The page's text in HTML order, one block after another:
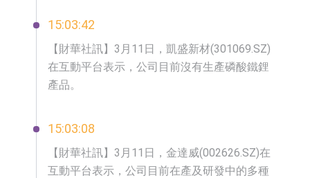
15:03:42
【財華社訊】3月11日，凱盛新材(301069.SZ)
在互動平台表示，公司目前沒有生產磷酸鐵鋰
產品。
15:03:08
【財華社訊】3月11日，金達威(002626.SZ)在
互動平台表示，公司目前在產及研發中的多種